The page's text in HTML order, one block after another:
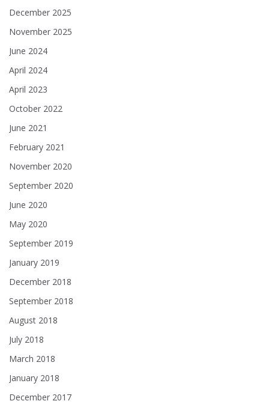
December 2025
November 2025
June 2024
April 2024
April 2023
October 2022
June 2021
February 2021
November 2020
September 2020
June 2020
May 2020
September 2019
January 2019
December 2018
September 2018
August 2018
July 2018
March 2018
January 2018
December 2017